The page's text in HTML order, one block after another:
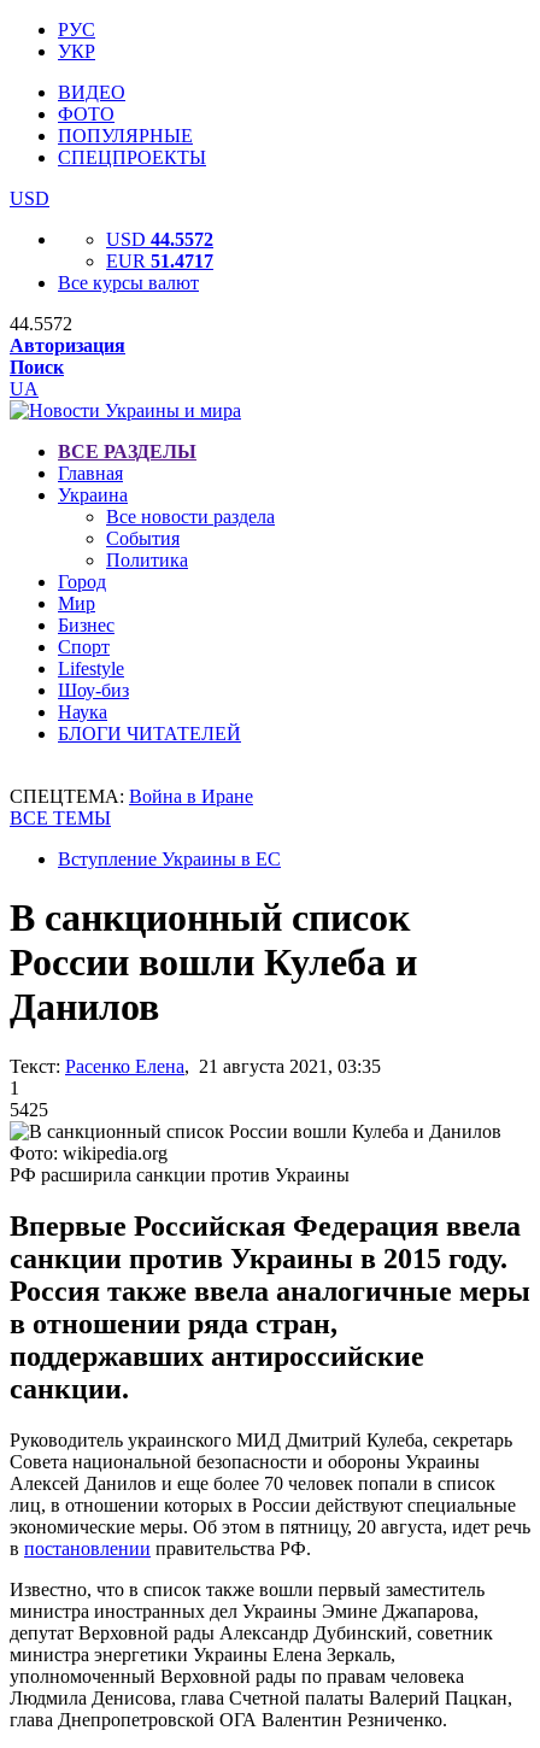
РУС
УКР
ВИДЕО
ФОТО
ПОПУЛЯРНЫЕ
СПЕЦПРОЕКТЫ
USD
USD 44.5572
EUR 51.4717
Все курсы валют
44.5572
Авторизация
Поиск
UA
ВСЕ РАЗДЕЛЫ
Главная
Украина
Все новости раздела
События
Политика
Город
Мир
Бизнес
Спорт
Lifestyle
Шоу-биз
Наука
БЛОГИ ЧИТАТЕЛЕЙ
СПЕЦТЕМА: Война в Иране
ВСЕ ТЕМЫ
Вступление Украины в ЕС
В санкционный список
России вошли Кулеба и
Данилов
Текст: Расенко Елена, 21 августа 2021, 03:35
1
5425
Фото: wikipedia.org
РФ расширила санкции против Украины
Впервые Российская Федерация ввела
санкции против Украины в 2015 году.
Россия также ввела аналогичные меры
в отношении ряда стран,
поддержавших антироссийские
санкции.
Руководитель украинского МИД Дмитрий Кулеба, секретарь
Совета национальной безопасности и обороны Украины
Алексей Данилов и еще более 70 человек попали в список
лиц, в отношении которых в России действуют специальные
экономические меры. Об этом в пятницу, 20 августа, идет речь
в постановлении правительства РФ.
Известно, что в список также вошли первый заместитель
министра иностранных дел Украины Эмине Джапарова,
депутат Верховной рады Александр Дубинский, советник
министра энергетики Украины Елена Зеркаль,
уполномоченный Верховной рады по правам человека
Людмила Денисова, глава Счетной палаты Валерий Пацкан,
глава Днепропетровской ОГА Валентин Резниченко.